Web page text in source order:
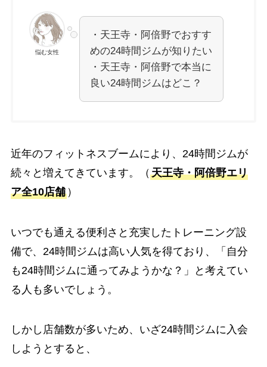
悩む女性
・天王寺・阿倍野でおすす
めの24時間ジムが知りたい
・天王寺・阿倍野で本当に
良い24時間ジムはどこ？
近年のフィットネスブームにより、24時間ジムが
続々と増えてきています。（ 天王寺・阿倍野エリ
ア全10店舗）
いつでも通える便利さと充実したトレーニング設
備で、24時間ジムは高い人気を得ており、「自分
も24時間ジムに通ってみようかな？」と考えてい
る人も多いでしょう。
しかし店舗数が多いため、いざ24時間ジムに入会
しようとすると、